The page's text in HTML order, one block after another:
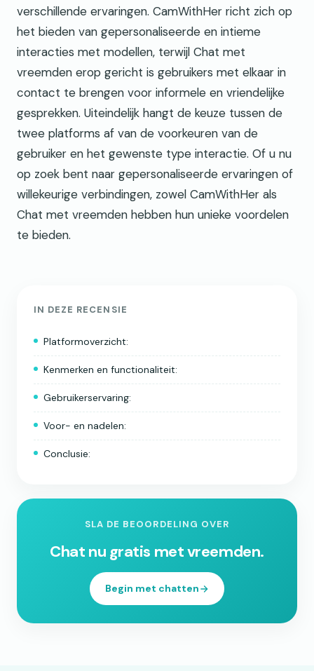
verschillende ervaringen. CamWithHer richt zich op
het bieden van gepersonaliseerde en intieme
interacties met modellen, terwijl Chat met
vreemden erop gericht is gebruikers met elkaar in
contact te brengen voor informele en vriendelijke
gesprekken. Uiteindelijk hangt de keuze tussen de
twee platforms af van de voorkeuren van de
gebruiker en het gewenste type interactie. Of u nu
op zoek bent naar gepersonaliseerde ervaringen of
willekeurige verbindingen, zowel CamWithHer als
Chat met vreemden hebben hun unieke voordelen
te bieden.
IN DEZE RECENSIE
Platformoverzicht:
Kenmerken en functionaliteit:
Gebruikerservaring:
Voor- en nadelen:
Conclusie:
SLA DE BEOORDELING OVER
Chat nu gratis met vreemden.
Begin met chatten